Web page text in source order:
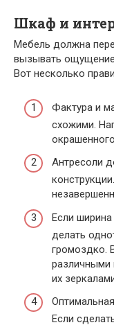
Шкаф и
Мебель должна
вызывать ощущение
Вот несколько
Фактура и
схожими.
Антресоли
Если
делать
громоздко.
различными
их
Если